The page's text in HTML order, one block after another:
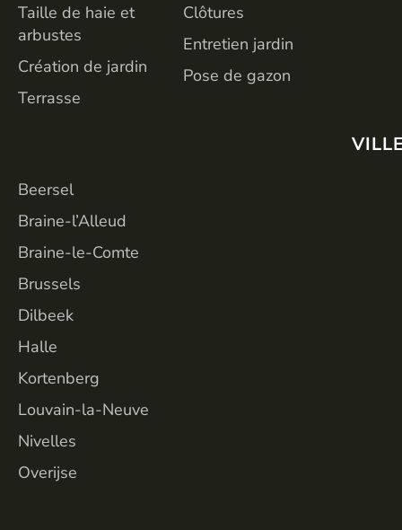
Taille de haie et
arbustes
Création de jardin
Terrasse
Clôtures
Entretien jardin
Pose de gazon
Beersel
Braine-l’Alleud
Braine-le-Comte
Brussels
Dilbeek
Halle
Kortenberg
Louvain-la-Neuve
Nivelles
Overijse